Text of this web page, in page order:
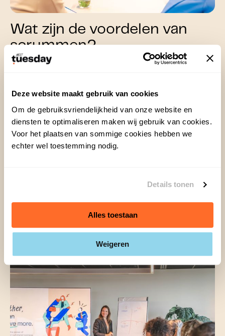
Deze website maakt gebruik van cookies
Om de gebruiksvriendelijkheid van onze website en
diensten te optimaliseren maken wij gebruik van cookies.
Voor het plaatsen van sommige cookies hebben we
echter wel toestemming nodig.
Details tonen
Alles toestaan
Weigeren
Wat zijn de voordelen van
scrummen?
De voordelen van scrummen (en dus ook van
📌 Meer betrokkenheid van het team
📌 Directe feedback en bijsturing
📌 Heldere prioriteiten en overzicht
Oftewel: werken met de scrum methodiek maakt